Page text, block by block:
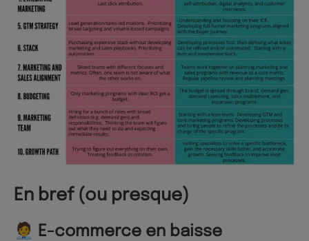
En bref (ou presque)
🧑‍💼 E-commerce en baisse